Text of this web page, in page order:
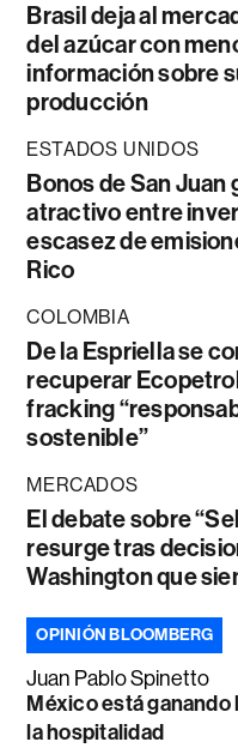
Brasil deja al
del azúcar con
información sobre
producción
ESTADOS UNIDOS
Bonos de San Juan
atractivo entre
escasez de
Rico
COLOMBIA
De la Espriella se
recuperar
fracking
sostenible”
MERCADOS
El debate sobre
resurge tras
Washington que
OPINIÓN BLOOMBERG
Juan Pablo Spinetto
México está ganando
la hospitalidad